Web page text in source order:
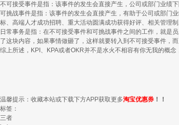
不可接受事件是指：该事件的发生会直接产生，公司或部门业绩
可挑战事件是指：该事件的发生会直接产生，有助于公司或部门
标、高端人才成功招聘、重大活动圆满成功获得好评、相关管理
日常事务是指：在不可接受事件和可挑战事件之间的工作，就是
了这块内容，如果事情做砸了，这样就要转入到不可接受事件，
综上所述，KPI、KPA或者OKR并不是水火不相容有你无我的概念
温馨提示：收藏本站或下载下方APP获取更多淘宝优惠券 ！！
标签：
三者